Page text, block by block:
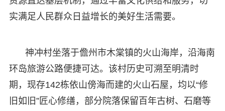
实满足人民群众日益增长的美好生活需要。
神冲村坐落于儋州市木棠镇的火山海岸，沿海南
环岛旅游公路便捷可达。该村历史可溯至明清时
期，现存142栋依山傍海而建的火山石屋，均以“修
旧如旧”匠心修缮，部分院落保留百年古树、石磨等